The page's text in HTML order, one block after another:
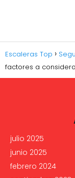
Escaleras Top
factores a
julio 2025
junio 2025
febrero 2024